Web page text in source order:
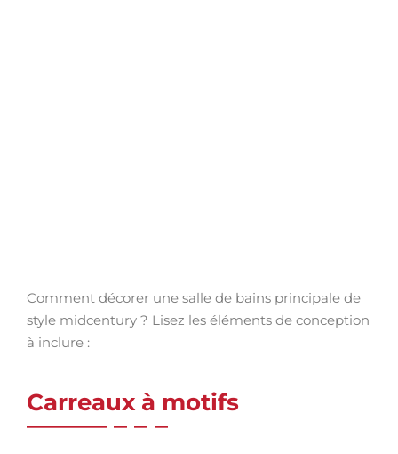
Comment décorer une salle de bains principale de
style midcentury ? Lisez les éléments de conception
à inclure :
Carreaux à motifs